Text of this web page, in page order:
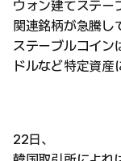
ウォン建てステー
関連銘柄が急騰し
ステーブルコイン
ドルなど特定資産
22日、